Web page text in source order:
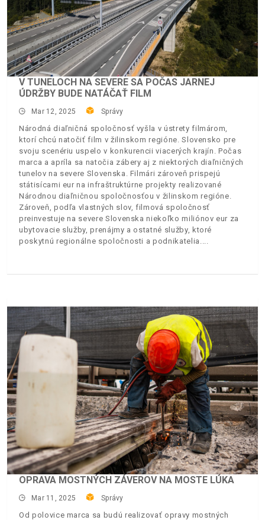
V TUNELOCH NA SEVERE SA POČAS JARNEJ
ÚDRŽBY BUDE NATÁČAŤ FILM
Mar 12, 2025 Správy
Národná diaľničná spoločnosť vyšla v ústrety filmárom,
ktorí chcú natočiť film v žilinskom regióne. Slovensko pre
svoju scenériu uspelo v konkurencii viacerých krajín. Počas
marca a apríla sa natočia zábery aj z niektorých diaľničných
tunelov na severe Slovenska. Filmári zároveň prispejú
státisícami eur na infraštruktúrne projekty realizované
Národnou diaľničnou spoločnosťou v žilinskom regióne.
Zároveň, podľa vlastných slov, filmová spoločnosť
preinvestuje na severe Slovenska niekoľko miliónov eur za
ubytovacie služby, prenájmy a ostatné služby, ktoré
poskytnú regionálne spoločnosti a podnikatelia.
OPRAVA MOSTNÝCH ZÁVEROV NA MOSTE LÚKA
Mar 11, 2025 Správy
Od polovice marca sa budú realizovať opravy mostných